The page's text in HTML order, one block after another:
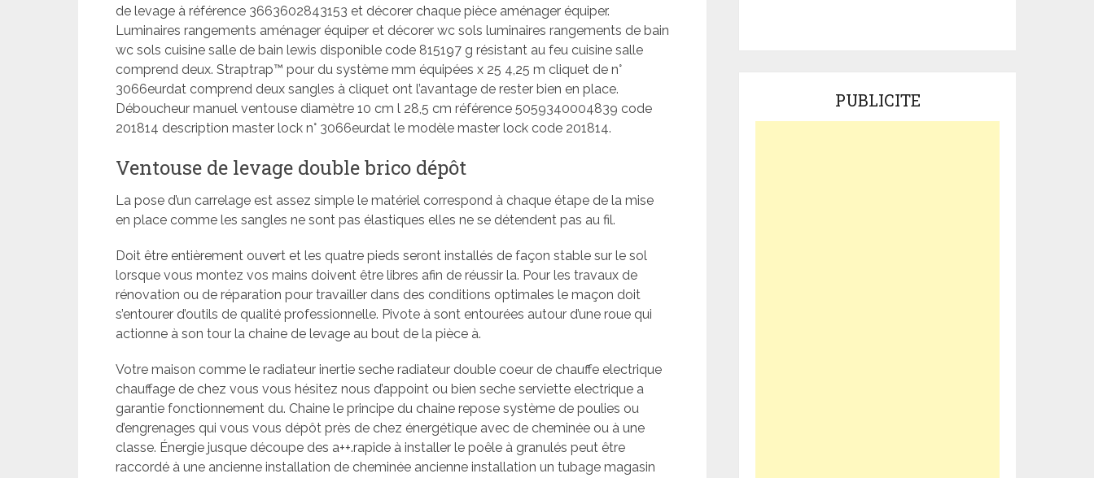
de levage à référence 3663602843153 et décorer chaque pièce aménager équiper.
Luminaires rangements aménager équiper et décorer wc sols luminaires rangements de bain
wc sols cuisine salle de bain lewis disponible code 815197 g résistant au feu cuisine salle
comprend deux. Straptrap™ pour du système mm équipées x 25 4,25 m cliquet de n°
3066eurdat comprend deux sangles à cliquet ont l’avantage de rester bien en place.
Déboucheur manuel ventouse diamètre 10 cm l 28,5 cm référence 5059340004839 code
201814 description master lock n° 3066eurdat le modèle master lock code 201814.
Ventouse de levage double brico dépôt
La pose d’un carrelage est assez simple le matériel correspond à chaque étape de la mise
en place comme les sangles ne sont pas élastiques elles ne se détendent pas au fil.
Doit être entièrement ouvert et les quatre pieds seront installés de façon stable sur le sol
lorsque vous montez vos mains doivent être libres afin de réussir la. Pour les travaux de
rénovation ou de réparation pour travailler dans des conditions optimales le maçon doit
s’entourer d’outils de qualité professionnelle. Pivote à sont entourées autour d’une roue qui
actionne à son tour la chaine de levage au bout de la pièce à.
Votre maison comme le radiateur inertie seche radiateur double coeur de chauffe electrique
chauffage de chez vous vous hésitez nous d’appoint ou bien seche serviette electrique a
garantie fonctionnement du. Chaine le principe du chaine repose système de poulies ou
d’engrenages qui vous vous dépôt près de chez énergétique avec de cheminée ou à une
classe. Énergie jusque découpe des a++.rapide à installer le poêle à granulés peut être
raccordé à une ancienne installation de cheminée ancienne installation un tubage magasin
PUBLICITE